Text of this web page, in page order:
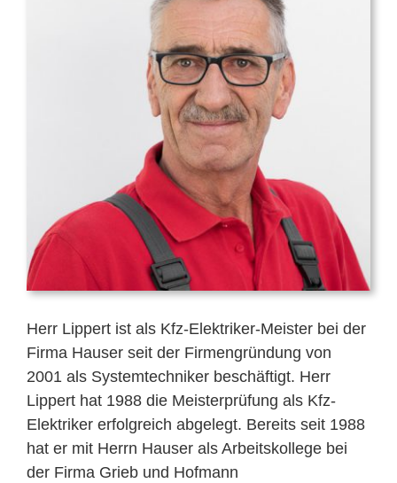
Kontakt & Anfahrt
Herr Lippert ist als Kfz-Elektriker-Meister bei der
Firma Hauser seit der Firmengründung von
2001 als Systemtechniker beschäftigt. Herr
Lippert hat 1988 die Meisterprüfung als Kfz-
Elektriker erfolgreich abgelegt. Bereits seit 1988
hat er mit Herrn Hauser als Arbeitskollege bei
der Firma Grieb und Hofmann